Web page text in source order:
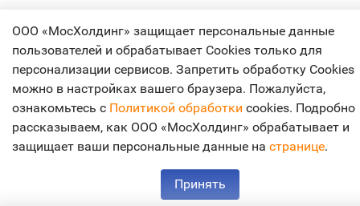
ООО «МосХолдинг» защищает персональные данные
пользователей и обрабатывает Cookies только для
персонализации сервисов. Запретить обработку Cookies
можно в настройках вашего браузера. Пожалуйста,
ознакомьтесь с Политикой обработки cookies. Подробно
рассказываем, как ООО «МосХолдинг» обрабатывает и
защищает ваши персональные данные на странице.
Принять